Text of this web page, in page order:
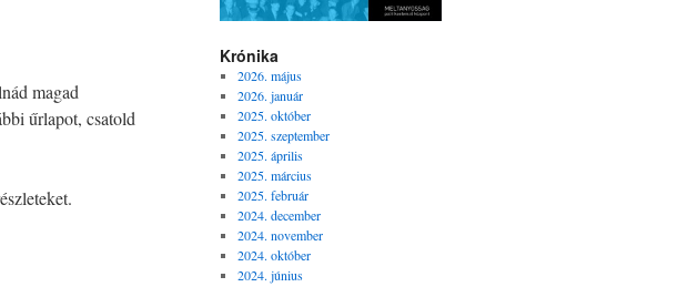
magad
űrlapot, csatold
Krónika
2026. május
2026. január
2025. október
2025. szeptember
2025. április
2025. március
2025. február
2024. december
2024. november
2024. október
2024. június